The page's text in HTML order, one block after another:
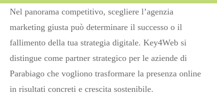
Nel panorama competitivo, scegliere l’agenzia
marketing giusta può determinare il successo o il
fallimento della tua strategia digitale. Key4Web si
distingue come partner strategico per le aziende di
Parabiago che vogliono trasformare la presenza online
in risultati concreti e crescita sostenibile.